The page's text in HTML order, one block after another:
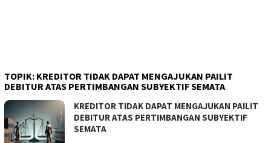
TOPIK: KREDITOR TIDAK DAPAT MENGAJUKAN PAILIT
DEBITUR ATAS PERTIMBANGAN SUBYEKTIF SEMATA
KREDITOR TIDAK DAPAT MENGAJUKAN PAILIT
DEBITUR ATAS PERTIMBANGAN SUBYEKTIF
SEMATA